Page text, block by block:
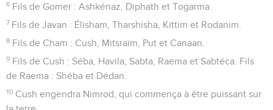
6 Fils de Gomer : Ashkénaz, Diphath et Togarma.
7 Fils de Javan : Élisham, Tharshisha, Kittim et Rodanim.
8 Fils de Cham : Cush, Mitsraïm, Put et Canaan.
9 Fils de Cush : Séba, Havila, Sabta, Raema et Sabtéca. Fils
de Raema : Shéba et Dédan.
10 Cush engendra Nimrod, qui commença à être puissant sur